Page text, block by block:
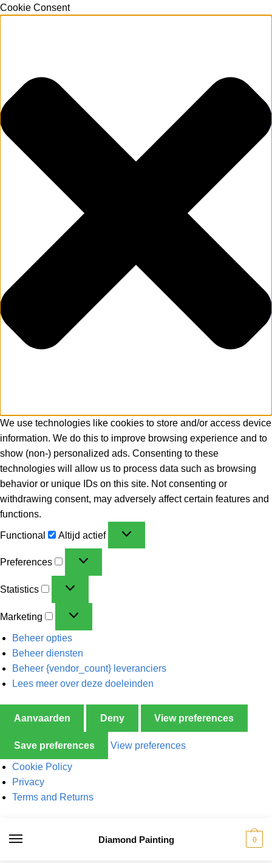
Cookie Consent
We use technologies like cookies to store and/or access device
information. We do this to improve browsing experience and to
show (non-) personalized ads. Consenting to these
technologies will allow us to process data such as browsing
behavior or unique IDs on this site. Not consenting or
withdrawing consent, may adversely affect certain features and
functions.
Functional Altijd actief
Preferences
Statistics
Marketing
Beheer opties
Beheer diensten
Beheer {vendor_count} leveranciers
Lees meer over deze doeleinden
Aanvaarden Deny View preferences
Save preferences View preferences
Cookie Policy
Privacy
Terms and Returns
Diamond Painting 0